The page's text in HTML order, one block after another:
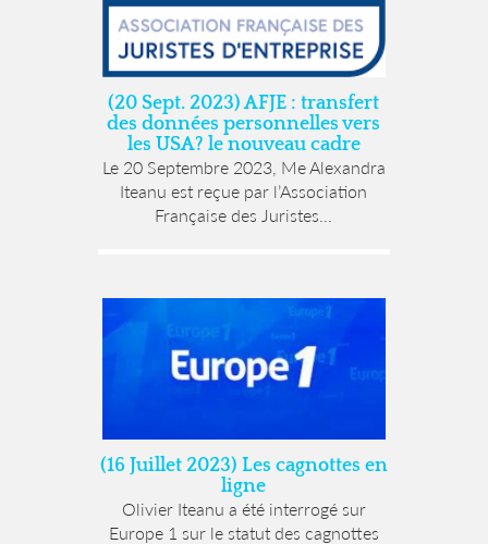
(20 Sept. 2023) AFJE : transfert
des données personnelles vers
les USA? le nouveau cadre
Le 20 Septembre 2023, Me Alexandra
Iteanu est reçue par l’Association
Française des Juristes...
(16 Juillet 2023) Les cagnottes en
ligne
Olivier Iteanu a été interrogé sur
Europe 1 sur le statut des cagnottes